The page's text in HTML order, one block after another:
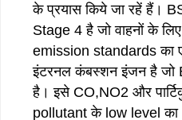
के प्रयास किये जा रहें हैं।
Stage 4 है जो वाहनों के लिए
emission standards
इंटरनल कंबस्शन इंजन है जो
है। इसे CO,NO2 और
pollutant के low level